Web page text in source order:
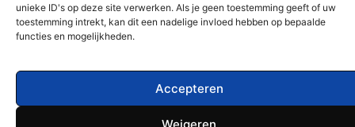
unieke ID's op deze site verwerken. Als je geen toestemming geeft of uw
toestemming intrekt, kan dit een nadelige invloed hebben op bepaalde
functies en mogelijkheden.
Accepteren
Weigeren